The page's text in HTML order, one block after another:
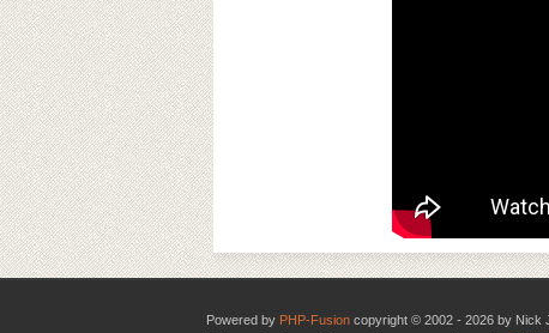
Powered by PHP-Fusion copyright © 2002 - 2026 by Nick